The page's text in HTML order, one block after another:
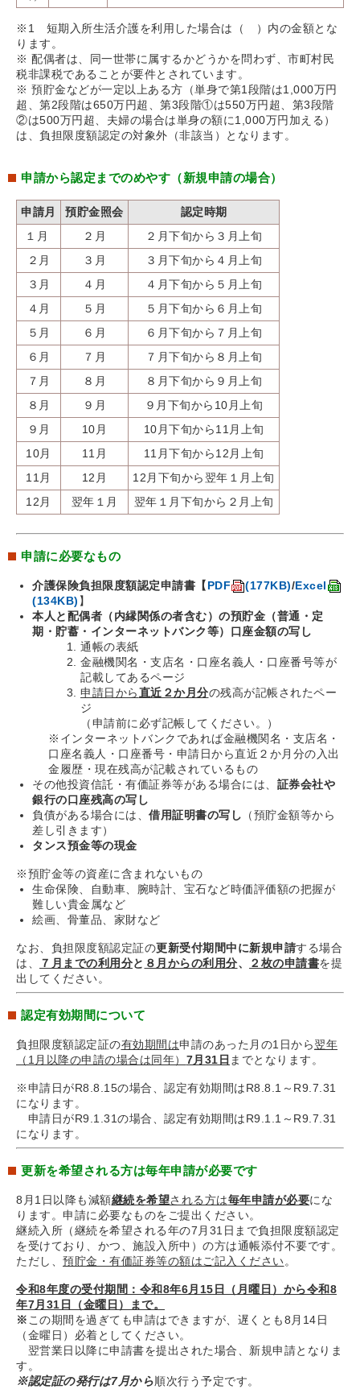
※1 短期入所生活介護を利用した場合は（ ）内の金額とな
ります。
※ 配偶者は、同一世帯に属するかどうかを問わず、市町村民
税非課税であることが要件とされています。
※ 預貯金などが一定以上ある方（単身で第1段階は1,000万円
超、第2段階は650万円超、第3段階①は550万円超、第3段階
②は500万円超、夫婦の場合は単身の額に1,000万円加える）
は、負担限度額認定の対象外（非該当）となります。
申請から認定までのめやす（新規申請の場合）
申請月 預貯金照会
認定時期
１月
２月
２月下旬から３月上旬
２月
３月
３月下旬から４月上旬
３月
４月
４月下旬から５月上旬
４月
５月
５月下旬から６月上旬
５月
６月
６月下旬から７月上旬
６月
７月
７月下旬から８月上旬
７月
８月
８月下旬から９月上旬
８月
９月
９月下旬から10月上旬
９月
10月
10月下旬から11月上旬
10月
11月
11月下旬から12月上旬
11月
12月
12月下旬から翌年１月上旬
12月
翌年１月 翌年１月下旬から２月上旬
申請に必要なもの
介護保険負担限度額認定申請書【PDF (177KB)/Excel
(134KB) 】
本人と配偶者（内縁関係の者含む）の預貯金（普通・定
期・貯蓄・インターネットバンク等）口座金額の写し
​通帳の表紙
金融機関名・支店名・口座名義人・口座番号等が
記載してあるページ
申請日から直近２か月分の残高が記帳されたペー
ジ
​（申請前に必ず記帳してください。）
※インターネットバンクであれば金融機関名・支店名・
口座名義人・口座番号・申請日から直近２か月分の入出
金履歴・現在残高が記載されているもの
その他投資信託・有価証券等がある場合には、 証券会社や
銀行の口座残高の写し
負債がある場合には、 借用証明書の写し （預貯金額等から
差し引きます）
タンス預金等の現金
※預貯金等の資産に含まれないもの
生命保険、自動車、腕時計、宝石など時価評価額の把握が
難しい貴金属など
絵画、骨董品、家財など
なお、負担限度額認定証の更新受付期間中に新規申請する場合
は、
７月までの利用分と ８月からの利用分、 ２枚の申請書を提
出してください。
認定有効期間について
負担限度額認定証の有効期間は申請のあった月の1日から翌年
（1月以降の申請の場合は同年） 7月31日 までとなります。
※申請日がR8.8.15の場合、認定有効期間はR8.8.1～R9.7.31
になります。
申請日がR9.1.31の場合、認定有効期間はR9.1.1～R9.7.31
になります。
更新を希望される方は毎年申請が必要です
8月1日以降も減額継続を希望される方は毎年申請が必要にな
ります。申請に必要なものをご提出ください。
継続入所（継続を希望される年の7月31日まで負担限度額認定
を受けており、かつ、施設入所中）の方は通帳添付不要です。
ただし、 預貯金・有価証券等の額はご記入ください。
令和8年度の受付期間：令和8年6月15日（月曜日）から令和8
年7月31日（金曜日）まで。
※この期間を過ぎても申請はできますが、遅くとも8月14日
（金曜日）必着としてください。
翌営業日以降に申請書を提出された場合、新規申請となりま
す。
※認定証の発行は7月から順次行う予定です。